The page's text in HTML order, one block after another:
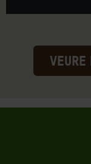
VEURE